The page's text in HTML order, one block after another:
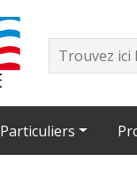
Particuliers